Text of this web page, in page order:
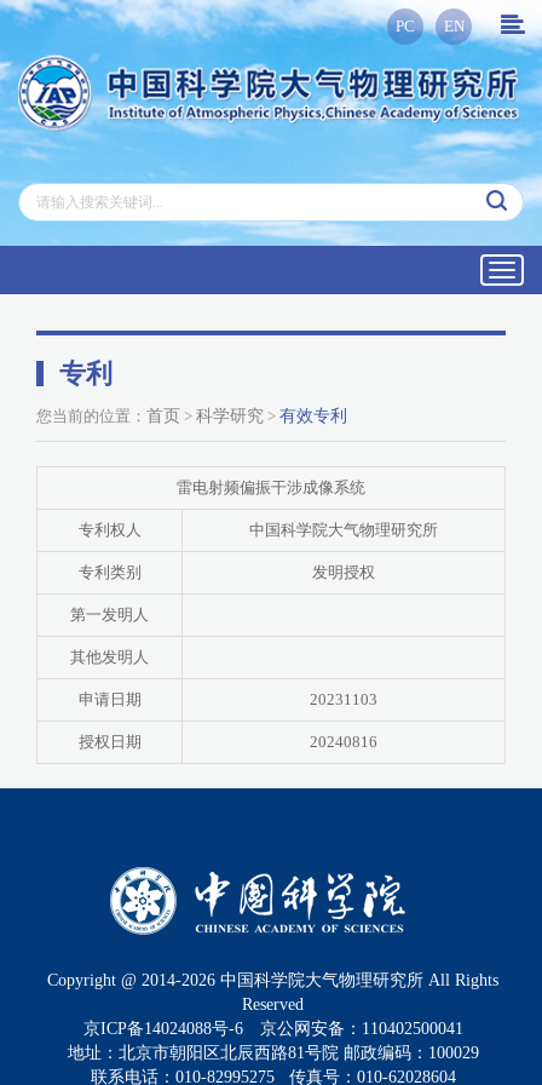
PC EN
专利
您当前的位置： 首页 > 科学研究 > 有效专利
雷电射频偏振干涉成像系统
专利权人 中国科学院大气物理研究所
专利类别 发明授权
第一发明人
其他发明人
申请日期 20231103
授权日期 20240816
Copyright @ 2014-2026 中国科学院大气物理研究所 All Rights
Reserved
京ICP备14024088号-6
京公网安备：110402500041
地址：北京市朝阳区北辰西路81号院 邮政编码：100029
联系电话：010-82995275 传真号：010-62028604